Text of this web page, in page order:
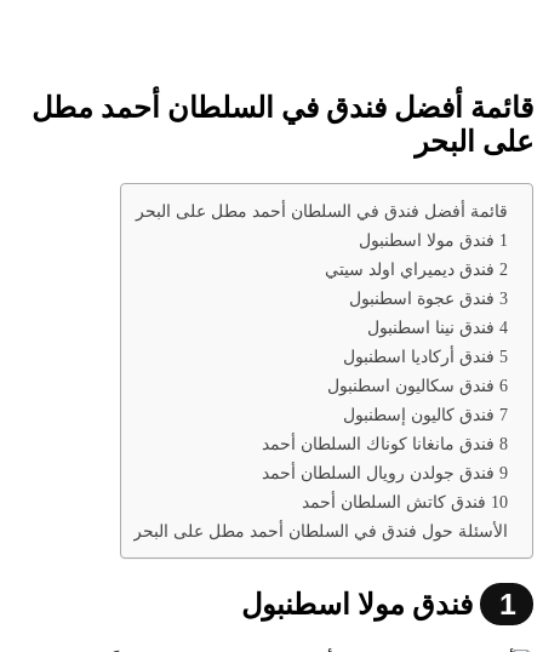
قائمة أفضل فندق في السلطان أحمد مطل
على البحر
قائمة أفضل فندق في السلطان أحمد مطل على البحر
1 فندق مولا اسطنبول
2 فندق ديميراي اولد سيتي
3 فندق عجوة اسطنبول
4 فندق نينا اسطنبول
5 فندق أركاديا اسطنبول
6 فندق سكاليون اسطنبول
7 فندق كاليون إسطنبول
8 فندق مانغانا كوناك السلطان أحمد
9 فندق جولدن رويال السلطان أحمد
10 فندق كاتش السلطان أحمد
الأسئلة حول فندق في السلطان أحمد مطل على البحر
1 فندق مولا اسطنبول